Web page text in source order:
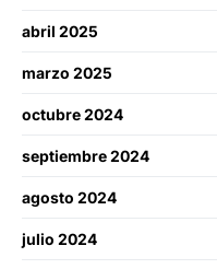
abril 2025
marzo 2025
octubre 2024
septiembre 2024
agosto 2024
julio 2024